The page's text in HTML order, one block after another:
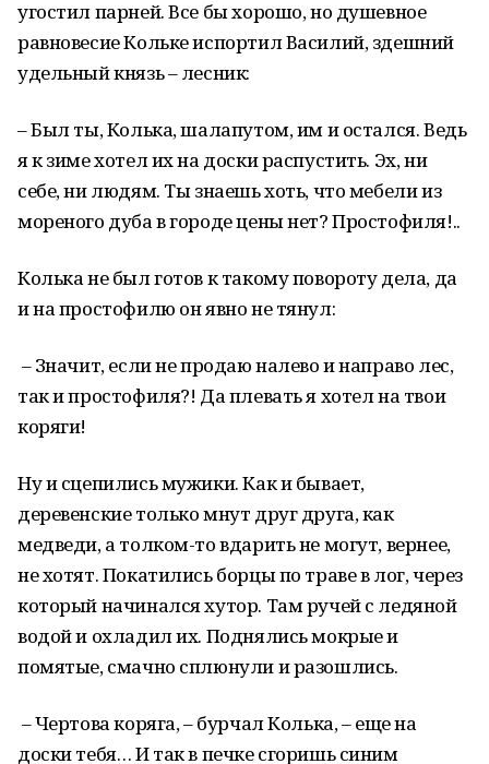
угостил парней. Все бы хорошо, но душевное
равновесие Кольке испортил Василий, здешний
удельный князь – лесник:
– Был ты, Колька, шалапутом, им и остался. Ведь
я к зиме хотел их на доски распустить. Эх, ни
себе, ни людям. Ты знаешь хоть, что мебели из
мореного дуба в городе цены нет? Простофиля!..
Колька не был готов к такому повороту дела, да
и на простофилю он явно не тянул:
– Значит, если не продаю налево и направо лес,
так и простофиля?! Да плевать я хотел на твои
коряги!
Ну и сцепились мужики. Как и бывает,
деревенские только мнут друг друга, как
медведи, а толком-то вдарить не могут, вернее,
не хотят. Покатились борцы по траве в лог, через
который начинался хутор. Там ручей с ледяной
водой и охладил их. Поднялись мокрые и
помятые, смачно сплюнули и разошлись.
– Чертова коряга, – бурчал Колька, – еще на
доски тебя… И так в печке сгоришь синим